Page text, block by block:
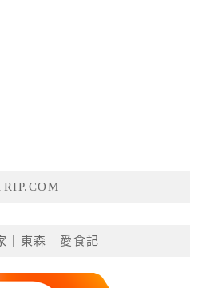
｜東森｜愛食記